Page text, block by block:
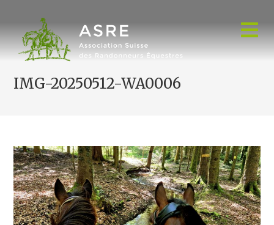
content
IMG-20250512-WA0006